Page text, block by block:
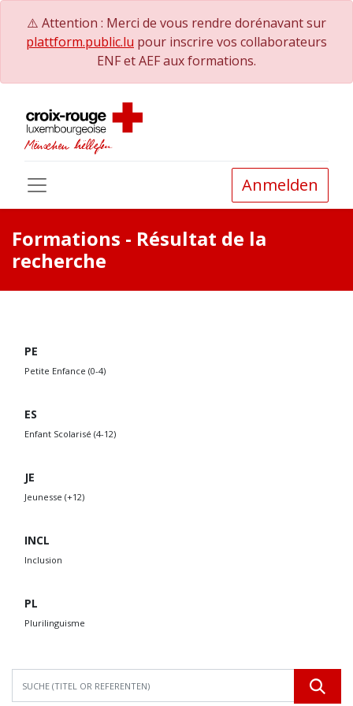
⚠️ Attention : Merci de vous rendre dorénavant sur
plattform.public.lu pour inscrire vos collaborateurs
ENF et AEF aux formations.
Anmelden
Formations - Résultat de la
recherche
PE
Petite Enfance (0-4)
ES
Enfant Scolarisé (4-12)
JE
Jeunesse (+12)
INCL
Inclusion
PL
Plurilinguisme